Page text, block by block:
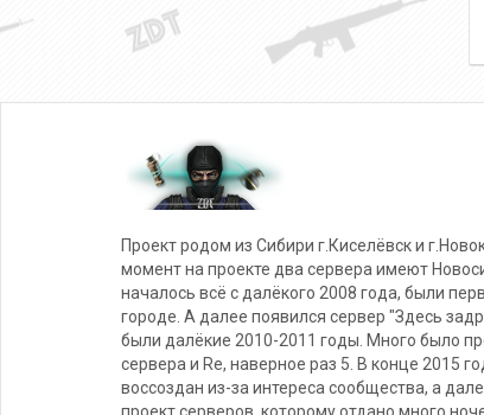
Проект родом из Сибири г.Киселёвск и
момент на проекте два сервера имеют
началось всё с далёкого 2008 года, были
городе. А далее появился сервер "Здесь
были далёкие 2010-2011 годы. Много было
сервера и Re, наверное раз 5. В конце 2015
воссоздан из-за интереса сообщества, а